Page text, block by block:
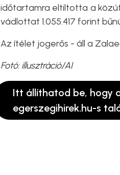
időtartamra eltiltotta a
vádlottat 1.055.417 forint
Az ítélet jogerős - áll a
Fotó: illusztráció/AI
Itt állíthatod be, hogy
egerszegihirek.hu-s